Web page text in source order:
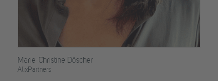
Marie-Christine Döscher
AlixPartners